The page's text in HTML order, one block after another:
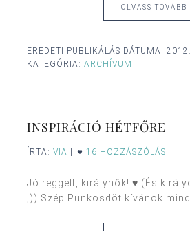
OLVASS TOVÁBB
EREDETI PUBLIKÁLÁS DÁTUMA:
KATEGÓRIA: ARCHÍVUM
INSPIRÁCIÓ HÉTFŐRE
ÍRTA: VIA 16 HOZZÁSZÓLÁS
Jó reggelt, királynők! ♥ (És
;)) Szép Pünkösdöt kívánok